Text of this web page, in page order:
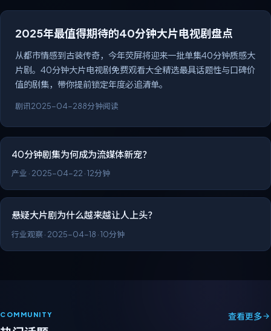
2025年最值得期待的40分钟大片电视剧盘点
从都市情感到古装传奇，今年荧屏将迎来一批单集40分钟质感大
片剧。40分钟大片电视剧免费观看大全精选最具话题性与口碑价
值的剧集，带你提前锁定年度必追清单。
剧讯2025-04-288分钟阅读
40分钟剧集为何成为流媒体新宠？
产业 · 2025-04-22 ·12分钟
悬疑大片剧为什么越来越让人上头？
行业观察· 2025-04-18 ·10分钟
COMMUNITY 查看更多